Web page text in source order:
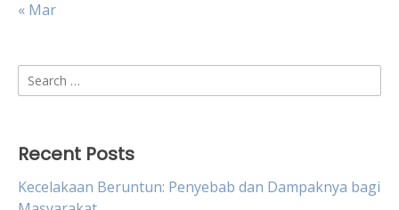
« Mar
Search
for:
Recent Posts
Kecelakaan Beruntun: Penyebab dan Dampaknya bagi